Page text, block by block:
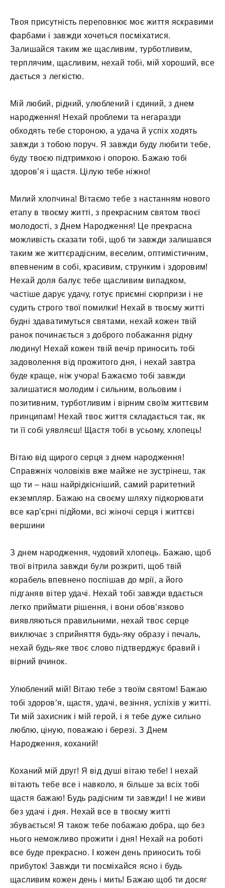
Твоя присутність переповнює моє життя яскравими
фарбами і завжди хочеться посміхатися.
Залишайся таким же щасливим, турботливим,
терплячим, щасливим, нехай тобі, мій хороший, все
дається з легкістю.
Мій любий, рідний, улюблений і єдиний, з днем ​​
народження! Нехай проблеми та негаразди
обходять тебе стороною, а удача й успіх ходять
завжди з тобою поруч. Я завжди буду любити тебе,
буду твоєю підтримкою і опорою. Бажаю тобі
здоров’я і щастя. Цілую тебе ніжно!
Милий хлопчина! Вітаємо тебе з настанням нового
етапу в твоєму житті, з прекрасним святом твоєї
молодості, з Днем Народження! Це прекрасна
можливість сказати тобі, щоб ти завжди залишався
таким же життєрадісним, веселим, оптимістичним,
впевненим в собі, красивим, струнким і здоровим!
Нехай доля балує тебе щасливим випадком,
частіше дарує удачу, готує приємні сюрпризи і не
судить строго твої помилки! Нехай в твоєму житті
будні здаватимуться святами, нехай кожен твій
ранок починається з доброго побажання рідну
людину! Нехай кожен твій вечір приносить тобі
задоволення від прожитого дня, і нехай завтра
буде краще, ніж учора! Бажаємо тобі завжди
залишатися молодим і сильним, вольовим і
позитивним, турботливим і вірним своїм життєвим
принципам! Нехай твоє життя складається так, як
ти її собі уявляєш! Щастя тобі в усьому, хлопець!
Вітаю від щирого серця з днем ​​народження!
Справжніх чоловіків вже майже не зустрінеш, так
що ти – наш найрідкісніший, самий раритетний
екземпляр. Бажаю на своєму шляху підкорювати
все кар’єрні підйоми, всі жіночі серця і життєві
вершини
З днем ​​народження, чудовий хлопець. Бажаю, щоб
твої вітрила завжди були розкриті, щоб твій
корабель впевнено поспішав до мрії, а його
підганяв вітер удачі. Нехай тобі завжди вдається
легко приймати рішення, і вони обов’язково
виявляються правильними, нехай твоє серце
виключає з сприйняття будь-яку образу і печаль,
нехай будь-яке твоє слово підтверджує бравий і
вірний вчинок.
Улюблений мій! Вітаю тебе з твоїм святом! Бажаю
тобі здоров’я, щастя, удачі, везіння, успіхів у житті.
Ти мій захисник і мій герой, і я тебе дуже сильно
люблю, ціную, поважаю і березі. З Днем
Народження, коханий!
Коханий мій друг! Я від душі вітаю тебе! І нехай
вітають тебе все і навколо, я більше за всіх тобі
щастя бажаю! Будь радісним ти завжди! І не живи
без удачі і дня. Нехай все в твоєму житті
збувається! Я також тебе побажаю добра, що без
нього неможливо прожити і дня! Нехай на роботі
все буде прекрасно. І кожен день приносить тобі
прибуток! Завжди ти посміхайся ясно і будь
щасливим кожен день і мить! Бажаю щоб ти досяг